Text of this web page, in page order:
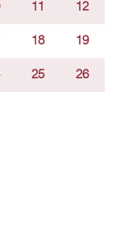
11 12
18 19
25 26